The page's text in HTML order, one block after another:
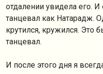
отдалении увидела его. И
танцевал как Натарадж.
крутился, кружился. Это
танцевал.
И после этого дня я